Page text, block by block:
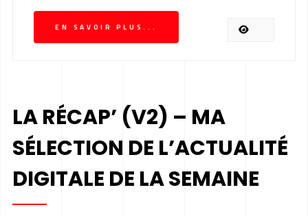
EN SAVOIR PLUS...
LA RÉCAP’ (V2) – MA
SÉLECTION DE L’ACTUALITÉ
DIGITALE DE LA SEMAINE